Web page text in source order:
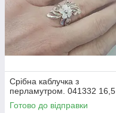
Срібна каблучка з
перламутром. 041332 16,5
Готово до відправки